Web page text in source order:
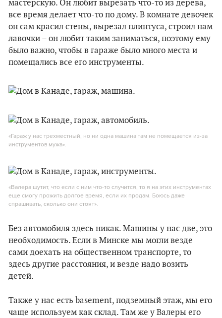
мастерскую. Он любит вырезать что-то из дерева,
все время делает что-то по дому. В комнате девочек
он сам красил стены, вырезал плинтуса, строил нам
лавочки – он любит таким заниматься, поэтому ему
было важно, чтобы в гараже было много места и
помещались все его инструменты.
«Гараж у нас трехместный, но ни одна машина там не помещается из-за
инструментов мужа».
«Валера шутит, что если с ним что-то случится, то я на этих инструментах
еще смогу прожить долгое время, если их продам. Боюсь даже
спрашивать, сколько они стоят».
Без автомобиля здесь никак. Машины у нас две, это
необходимость. Если в Минске мы могли везде
сами доехать на общественном транспорте, то
здесь другие расстояния, и везде надо возить
детей.
Также у нас есть basement, подземный этаж, мы его
чаще используем как склад. Там же у Валеры его